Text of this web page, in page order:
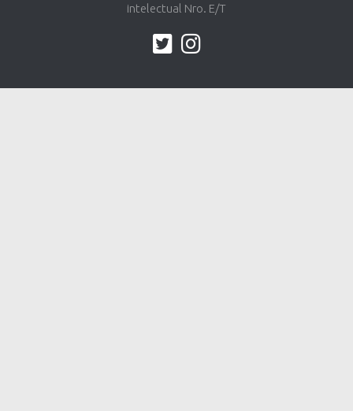
intelectual Nro. E/T